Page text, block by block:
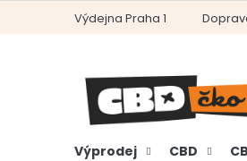
Výdejna Praha 1
Výprodej CBD